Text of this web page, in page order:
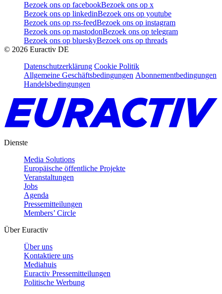
Bezoek ons op facebookBezoek ons op x
Bezoek ons op linkedinBezoek ons op youtube
Bezoek ons op rss-feedBezoek ons op instagram
Bezoek ons op mastodonBezoek ons op telegram
Bezoek ons op blueskyBezoek ons op threads
© 2026 Euractiv DE
Datenschutzerklärung Cookie Politik
Allgemeine Geschäftsbedingungen Abonnementbedingungen
Handelsbedingungen
Dienste
Media Solutions
Europäische öffentliche Projekte
Veranstaltungen
Jobs
Agenda
Pressemitteilungen
Members’ Circle
Über Euractiv
Über uns
Kontaktiere uns
Mediahuis
Euractiv Pressemitteilungen
Politische Werbung